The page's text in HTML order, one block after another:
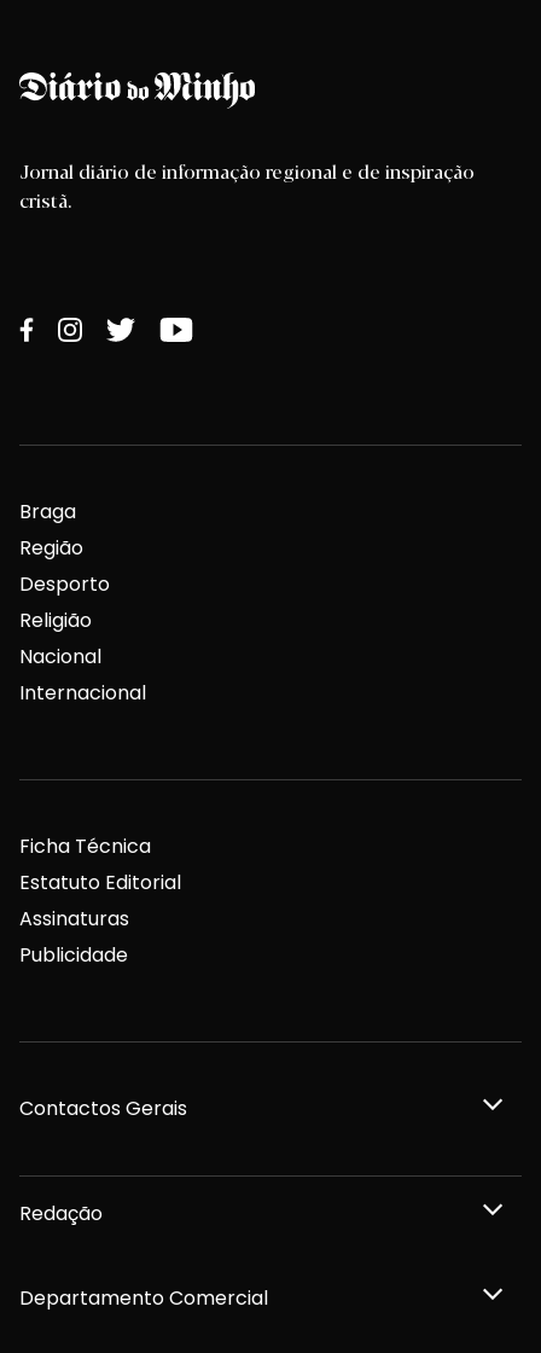
Jornal diário de informação regional e de inspiração
cristã.
Braga
Região
Desporto
Religião
Nacional
Internacional
Ficha Técnica
Estatuto Editorial
Assinaturas
Publicidade
Contactos Gerais
Redação
Departamento Comercial